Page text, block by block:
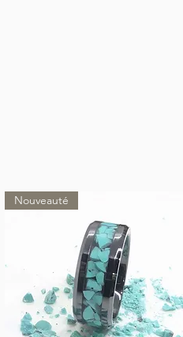
Nouveauté